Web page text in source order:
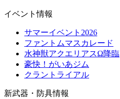
イベント情報
サマーイベント2026
ファントムマスカレード
水神獣アクエリアスΩ降臨
豪快！がいあジム
クラントライアル
新武器・防具情報